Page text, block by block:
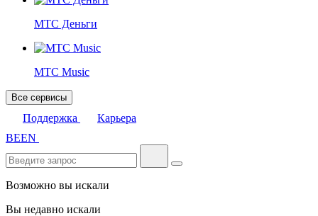
МТС Деньги
МТС Music
Все сервисы
Поддержка
Карьера
BEEN
Возможно вы искали
Вы недавно искали